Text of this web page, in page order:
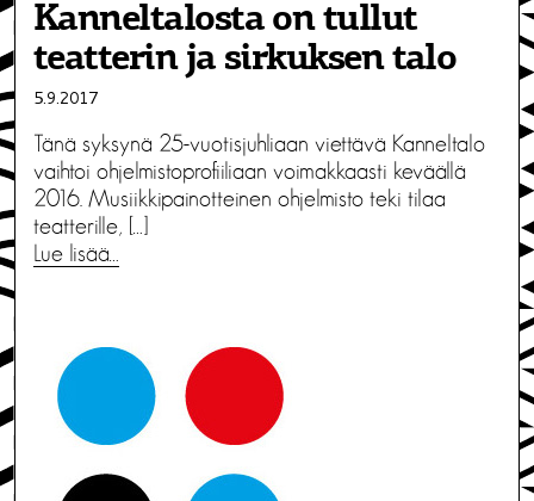
Kanneltalosta on tullut
teatterin ja sirkuksen talo
5.9.2017
Tänä syksynä 25-vuotisjuhliaan viettävä Kanneltalo
vaihtoi ohjelmistoprofiiliaan voimakkaasti keväällä
2016. Musiikkipainotteinen ohjelmisto teki tilaa
teatterille, […]
Lue lisää…